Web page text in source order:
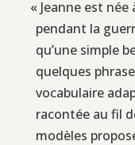
« Jeanne est
pendant la
qu’une simple
quelques
vocabulaire
racontée au fil
modèles